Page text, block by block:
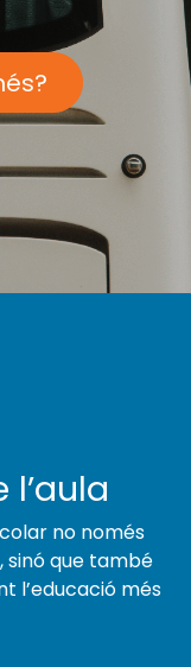
no només
que també
l’educació més